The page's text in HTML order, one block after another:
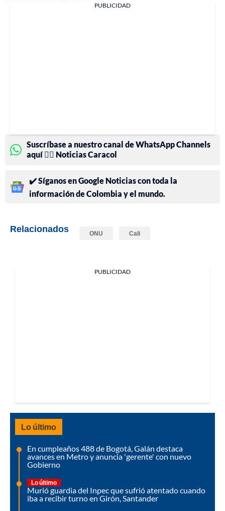
PUBLICIDAD
Suscríbase a nuestro canal de WhatsApp Channels
aquí 👉🏻 Noticias Caracol
✔️ Síganos en Google Noticias con toda la
información de Colombia y el mundo.
Relacionados ONU Cali
PUBLICIDAD
Lo último
En cumpleaños 488 de Bogotá, Galán destaca
avances en Metro y anuncia 'gerente' con nuevo
Gobierno
Lo último
Murió guardia del Inpec que sufrió atentado cuando
iba a recibir turno en Girón, Santander